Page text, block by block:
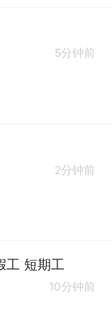
5分钟前
2分钟前
工 短期工
10分钟前